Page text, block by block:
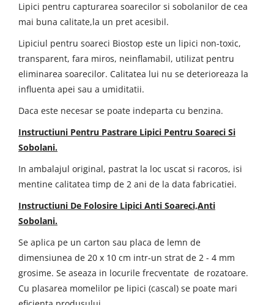
Lipici pentru capturarea soarecilor si sobolanilor de cea
mai buna calitate,la un pret acesibil.
Lipiciul pentru soareci Biostop este un lipici non-toxic,
transparent, fara miros, neinflamabil, utilizat pentru
eliminarea soarecilor. Calitatea lui nu se deterioreaza la
influenta apei sau a umiditatii.
Daca este necesar se poate indeparta cu benzina.
Instructiuni Pentru Pastrare Lipici Pentru Soareci Si
Sobolani.
In ambalajul original, pastrat la loc uscat si racoros, isi
mentine calitatea timp de 2 ani de la data fabricatiei.
Instructiuni De Folosire Lipici Anti Soareci,Anti
Sobolani.
Se aplica pe un carton sau placa de lemn de
dimensiunea de 20 x 10 cm intr-un strat de 2 - 4 mm
grosime. Se aseaza in locurile frecventate de rozatoare.
Cu plasarea momelilor pe lipici (cascal) se poate mari